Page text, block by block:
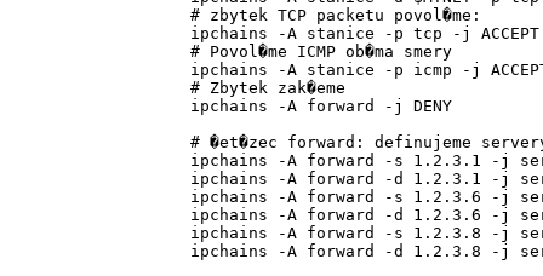
# zbytek TCP packetu povol�me:
ipchains -A stanice -p tcp -j ACCEPT
# Povol�me ICMP ob�ma smery
ipchains -A stanice -p icmp -j
# Zbytek zak�eme
ipchains -A forward -j DENY
# �et�zec forward: definujeme
ipchains -A forward -s 1.2.3.1 -j
ipchains -A forward -d 1.2.3.1 -j
ipchains -A forward -s 1.2.3.6 -j
ipchains -A forward -d 1.2.3.6 -j
ipchains -A forward -s 1.2.3.8 -j
ipchains -A forward -d 1.2.3.8 -j